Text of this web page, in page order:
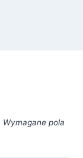
Wymagane pola